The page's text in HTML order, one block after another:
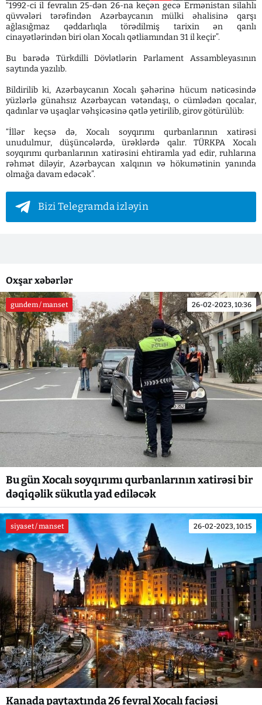
“1992-ci il fevralın 25-dən 26-na keçən gecə Ermənistan silahlı
qüvvələri tərəfindən Azərbaycanın mülki əhalisinə qarşı
ağlasığmaz qəddarlıqla törədilmiş tarixin ən qanlı
cinayətlərindən biri olan Xocalı qətliamından 31 il keçir”.
Bu barədə Türkdilli Dövlətlərin Parlament Assambleyasının
saytında yazılıb.
Bildirilib ki, Azərbaycanın Xocalı şəhərinə hücum nəticəsində
yüzlərlə günahsız Azərbaycan vətəndaşı, o cümlədən qocalar,
qadınlar və uşaqlar vəhşicəsinə qətlə yetirilib, girov götürülüb:
“İllər keçsə də, Xocalı soyqırımı qurbanlarının xatirəsi
unudulmur, düşüncələrdə, ürəklərdə qalır. TÜRKPA Xocalı
soyqırımı qurbanlarının xatirəsini ehtiramla yad edir, ruhlarına
rəhmət diləyir, Azərbaycan xalqının və hökumətinin yanında
olmağa davam edəcək”.
Bizi Telegramda izləyin
Oxşar xəbərlər
gundem / manset 26-02-2023, 10:36
Bu gün Xocalı soyqırımı qurbanlarının xatirəsi bir
dəqiqəlik sükutla yad ediləcək
siyaset / manset 26-02-2023, 10:15
Kanada paytaxtında 26 fevral Xocalı faciəsi